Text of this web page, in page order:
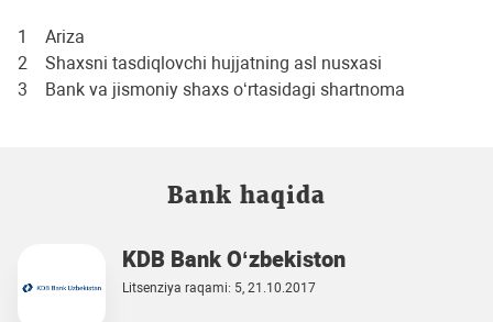
1 Ariza
2 Shaxsni tasdiqlovchi hujjatning asl nusxasi
3 Bank va jismoniy shaxs oʻrtasidagi shartnoma
Bank haqida
KDB Bank O‘zbekiston
Litsenziya raqami: 5, 21.10.2017